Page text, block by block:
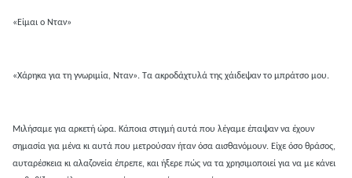
«Είμαι ο Νταν»
«Χάρηκα για τη γνωριμία, Νταν». Τα ακροδάχτυλά της χάιδεψαν το μπράτσο μου.
Μιλήσαμε για αρκετή ώρα. Κάποια στιγμή αυτά που λέγαμε έπαψαν να έχουν
σημασία για μένα κι αυτά που μετρούσαν ήταν όσα αισθανόμουν. Είχε όσο θράσος,
αυταρέσκεια κι αλαζονεία έπρεπε, και ήξερε πώς να τα χρησιμοποιεί για να με κάνει